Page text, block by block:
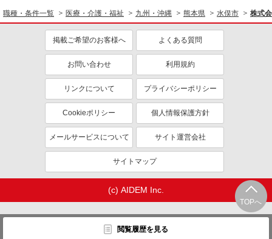
TOPへ
閲覧履歴を見る
職種・条件一覧 医療・介護・福祉 九州・沖縄 熊本県 水俣市 株式
掲載ご希望のお客様へ よくある質問
お問い合わせ 利用規約
リンクについて プライバシーポリシー
Cookieポリシー 個人情報保護方針
メールサービスについて サイト運営会社
サイトマップ
(c) AIDEM Inc.